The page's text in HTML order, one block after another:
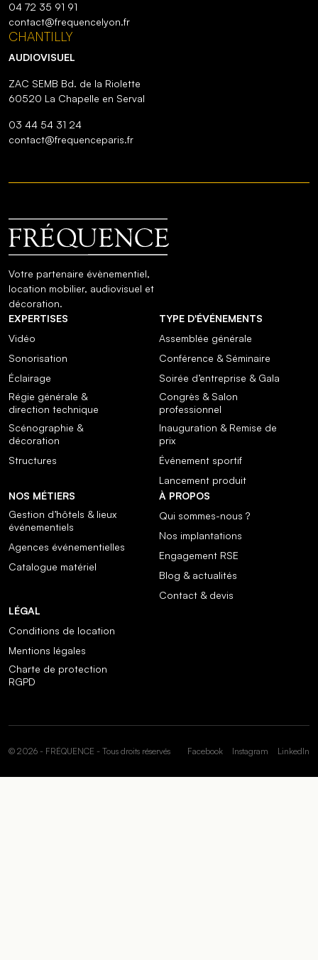
04 72 35 91 91
contact@frequencelyon.fr
CHANTILLY
AUDIOVISUEL
ZAC SEMB Bd. de la Riolette
60520 La Chapelle en Serval
03 44 54 31 24
contact@frequenceparis.fr
Votre partenaire évènementiel,
location mobilier, audiovisuel et
décoration.
EXPERTISES
Vidéo
Sonorisation
Éclairage
Régie générale &
direction technique
Scénographie &
décoration
Structures
TYPE D'ÉVÉNEMENTS
Assemblée générale
Conférence & Séminaire
Soirée d’entreprise & Gala
Congrès & Salon
professionnel
Inauguration & Remise de
prix
Événement sportif
Lancement produit
NOS MÉTIERS
Gestion d’hôtels & lieux
événementiels
Agences événementielles
Catalogue matériel
À PROPOS
Qui sommes-nous ?
Nos implantations
Engagement RSE
Blog & actualités
Contact & devis
LÉGAL
Conditions de location
Mentions légales
Charte de protection
RGPD
© 2026 - FRÉQUENCE - Tous droits réservés Facebook Instagram LinkedIn